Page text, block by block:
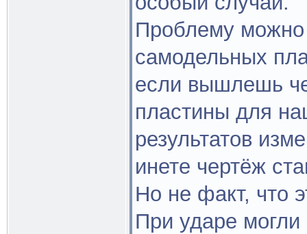
Проблему
самодельных
если вышлешь
пластины для
результатов
инете чертёж
Но не факт, что
При ударе могли